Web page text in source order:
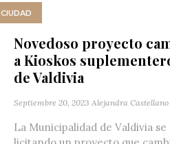
CIUDAD
Novedoso proyecto
a Kioskos
de Valdivia
Septiembre 20, 2023 Alejandra Castellano
La Municipalidad de Valdivia